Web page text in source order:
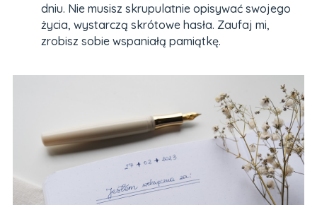
dniu. Nie musisz skrupulatnie opisywać swojego
życia, wystarczą skrótowe hasła. Zaufaj mi,
zrobisz sobie wspaniałą pamiątkę.